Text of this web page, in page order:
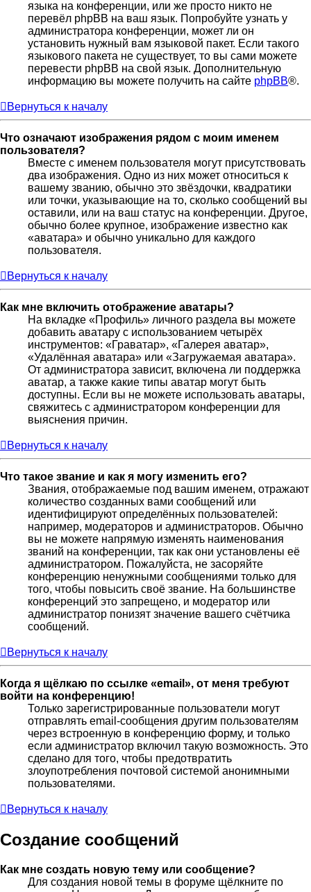
языка на конференции, или же просто никто не
перевёл phpBB на ваш язык. Попробуйте узнать у
администратора конференции, может ли он
установить нужный вам языковой пакет. Если такого
языкового пакета не существует, то вы сами можете
перевести phpBB на свой язык. Дополнительную
информацию вы можете получить на сайте phpBB®.
Вернуться к началу
Что означают изображения рядом с моим именем
пользователя?
Вместе с именем пользователя могут присутствовать
два изображения. Одно из них может относиться к
вашему званию, обычно это звёздочки, квадратики
или точки, указывающие на то, сколько сообщений вы
оставили, или на ваш статус на конференции. Другое,
обычно более крупное, изображение известно как
«аватара» и обычно уникально для каждого
пользователя.
Вернуться к началу
Как мне включить отображение аватары?
На вкладке «Профиль» личного раздела вы можете
добавить аватару с использованием четырёх
инструментов: «Граватар», «Галерея аватар»,
«Удалённая аватара» или «Загружаемая аватара».
От администратора зависит, включена ли поддержка
аватар, а также какие типы аватар могут быть
доступны. Если вы не можете использовать аватары,
свяжитесь с администратором конференции для
выяснения причин.
Вернуться к началу
Что такое звание и как я могу изменить его?
Звания, отображаемые под вашим именем, отражают
количество созданных вами сообщений или
идентифицируют определённых пользователей:
например, модераторов и администраторов. Обычно
вы не можете напрямую изменять наименования
званий на конференции, так как они установлены её
администратором. Пожалуйста, не засоряйте
конференцию ненужными сообщениями только для
того, чтобы повысить своё звание. На большинстве
конференций это запрещено, и модератор или
администратор понизят значение вашего счётчика
сообщений.
Вернуться к началу
Когда я щёлкаю по ссылке «email», от меня требуют
войти на конференцию!
Только зарегистрированные пользователи могут
отправлять email-сообщения другим пользователям
через встроенную в конференцию форму, и только
если администратор включил такую возможность. Это
сделано для того, чтобы предотвратить
злоупотребления почтовой системой анонимными
пользователями.
Вернуться к началу
Создание сообщений
Как мне создать новую тему или сообщение?
Для создания новой темы в форуме щёлкните по